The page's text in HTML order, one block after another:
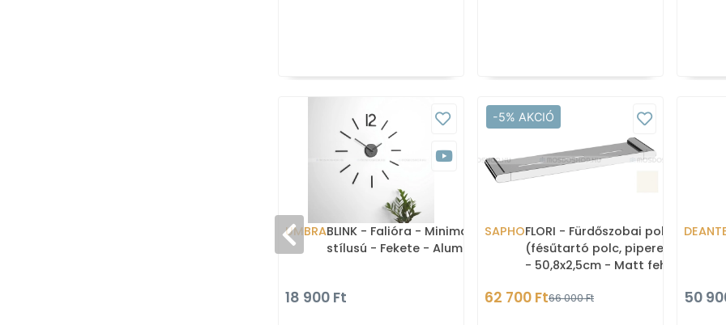
UMBRABLINK - Falióra - Minimalista
stílusú - Fekete - Alumínium
18 900 Ft
-5% AKCIÓ
SAPHOFLORI - Fürdőszobai polc
(fésűtartó polc, piperepolc)
- 50,8x2,5cm - Matt fehér
62 700 Ft66 000 Ft 50